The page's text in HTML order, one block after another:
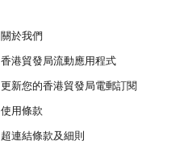
關於我們
香港貿發局流動應用程式
更新您的香港貿發局電郵訂閱
使用條款
超連結條款及細則